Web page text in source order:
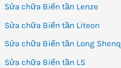
Sửa chữa Biến tần Lenze
Sửa chữa Biến tần Liteon
Sửa chữa Biến tần Long Shenq
Sửa chữa Biến tần LS